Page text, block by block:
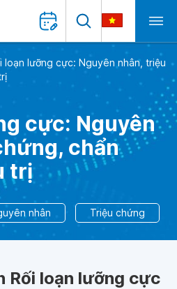
loạn lưỡng cực: Nguyên nhân, triệu
cực: Nguyên
chẩn
trị
nhân Triệu chứng
Rối loạn lưỡng cực